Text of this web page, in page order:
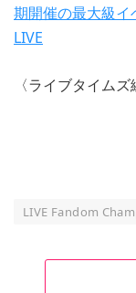
期開催の最大級
LIVE
〈ライブタイムズ
LIVE Fandom